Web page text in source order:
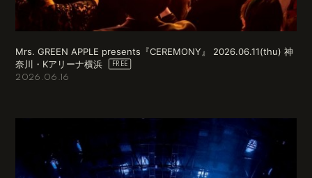
Mrs. GREEN APPLE presents『CEREMONY』 2026.06.11(thu) 神
奈川・Kアリーナ横浜
2026.06.16